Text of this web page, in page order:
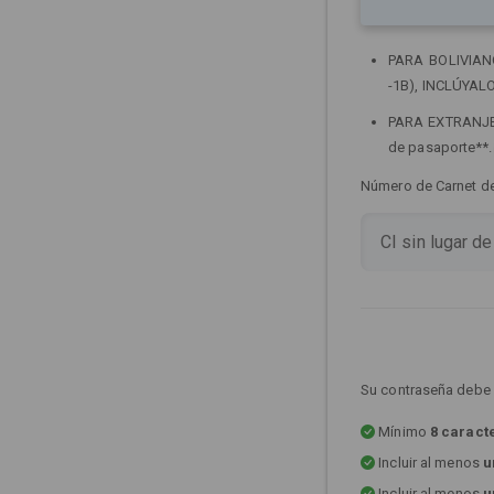
PARA
-1B),
PARA
de pasaporte**.
Número de Carnet
Su contraseña
Mínimo 8
Incluir al menos